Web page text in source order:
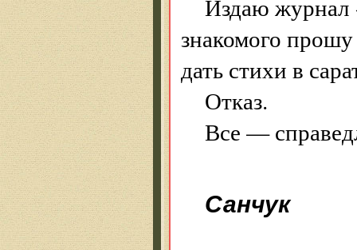
Издаю журнал
знакомого
дать стихи в
Отказ.
Все —
Санчук